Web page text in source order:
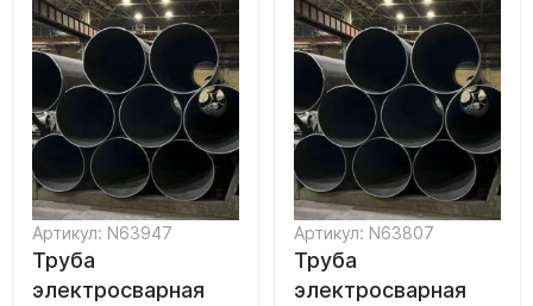
Артикул: N63947
Труба
электросварная
Артикул: N63807
Труба
электросварная